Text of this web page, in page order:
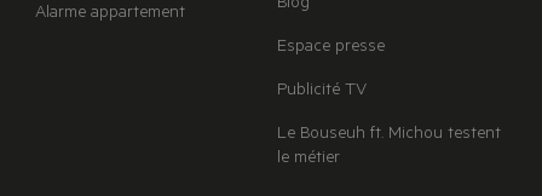
Alarme appartement Blog
Espace presse
Publicité TV
Le Bouseuh ft. Michou testent
le métier